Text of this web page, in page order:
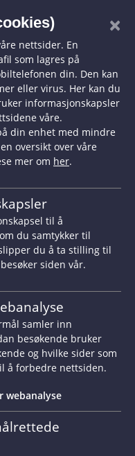
×
nettsider. En
som lagres på
din. Den kan
eller virus. Her kan du
informasjonskapsler
våre.
din enhet med mindre
oversikt over våre
mer om her.
til å
du samtykker til
du å ta stilling til
siden vår.
samler inn
besøkende bruker
og hvilke sider som
å forbedre nettsiden.
webanalyse
mann
forhandling
oppreisning